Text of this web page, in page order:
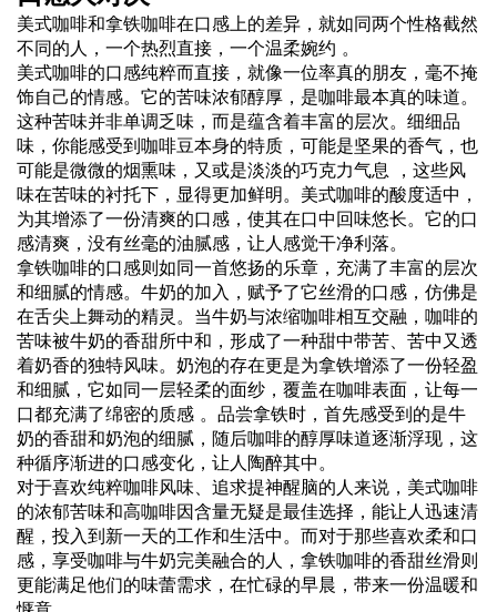
美式咖啡和拿铁咖啡在口感上的差异，就如同两个性格截然
不同的人，一个热烈直接，一个温柔婉约 。
美式咖啡的口感纯粹而直接，就像一位率真的朋友，毫不掩
饰自己的情感。它的苦味浓郁醇厚，是咖啡最本真的味道。
这种苦味并非单调乏味，而是蕴含着丰富的层次。细细品
味，你能感受到咖啡豆本身的特质，可能是坚果的香气，也
可能是微微的烟熏味，又或是淡淡的巧克力气息 ，这些风
味在苦味的衬托下，显得更加鲜明。美式咖啡的酸度适中，
为其增添了一份清爽的口感，使其在口中回味悠长。它的口
感清爽，没有丝毫的油腻感，让人感觉干净利落。
拿铁咖啡的口感则如同一首悠扬的乐章，充满了丰富的层次
和细腻的情感。牛奶的加入，赋予了它丝滑的口感，仿佛是
在舌尖上舞动的精灵。当牛奶与浓缩咖啡相互交融，咖啡的
苦味被牛奶的香甜所中和，形成了一种甜中带苦、苦中又透
着奶香的独特风味。奶泡的存在更是为拿铁增添了一份轻盈
和细腻，它如同一层轻柔的面纱，覆盖在咖啡表面，让每一
口都充满了绵密的质感 。品尝拿铁时，首先感受到的是牛
奶的香甜和奶泡的细腻，随后咖啡的醇厚味道逐渐浮现，这
种循序渐进的口感变化，让人陶醉其中。
对于喜欢纯粹咖啡风味、追求提神醒脑的人来说，美式咖啡
的浓郁苦味和高咖啡因含量无疑是最佳选择，能让人迅速清
醒，投入到新一天的工作和生活中。而对于那些喜欢柔和口
感，享受咖啡与牛奶完美融合的人，拿铁咖啡的香甜丝滑则
更能满足他们的味蕾需求，在忙碌的早晨，带来一份温暖和